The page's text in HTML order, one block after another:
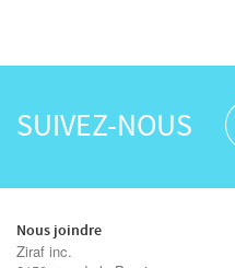
SUIVEZ-NOUS
Nous joindre
Ziraf inc.